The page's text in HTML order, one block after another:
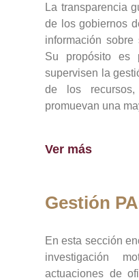
La transparencia
de los gobiernos
información
Su propósito es
supervisen la
de los
promuevan una
Ver más
Gestión
En esta sección
investigación
actuaciones de